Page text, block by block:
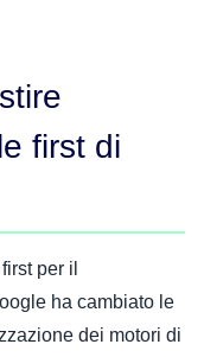
first di
per il
ha cambiato le
dei motori di